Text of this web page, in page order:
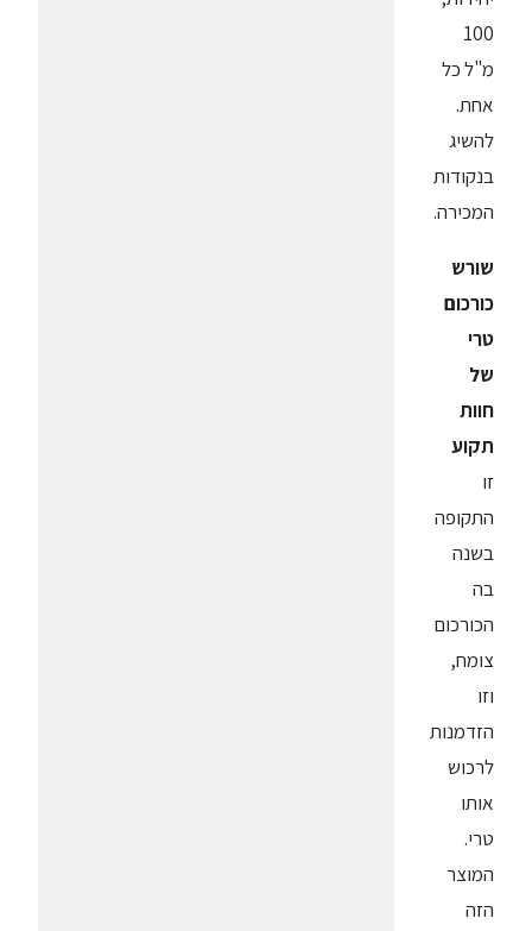
100
מ"ל כל
אחת.
להשיג
בנקודות
המכירה.
שורש
כורכום
טרי
של
חוות
תקוע
זו
התקופה
בשנה
בה
הכורכום
צומח,
וזו
הזדמנות
לרכוש
אותו
טרי.
המוצר
הזה